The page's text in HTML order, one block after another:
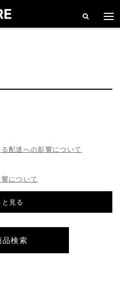
配達への影響について
について
と見る
品検索